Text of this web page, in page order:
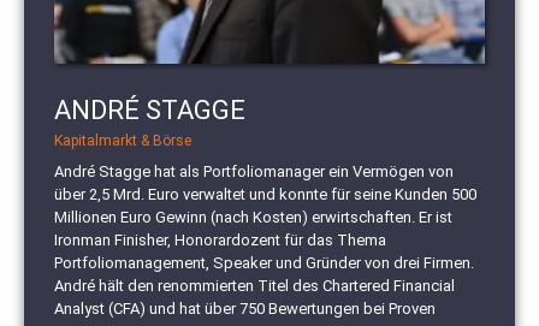
ANDRÉ STAGGE
Kapitalmarkt & Börse
André Stagge hat als Portfoliomanager ein Vermögen von
über 2,5 Mrd. Euro verwaltet und konnte für seine Kunden 500
Millionen Euro Gewinn (nach Kosten) erwirtschaften. Er ist
Ironman Finisher, Honorardozent für das Thema
Portfoliomanagement, Speaker und Gründer von drei Firmen.
André hält den renommierten Titel des Chartered Financial
Analyst (CFA) und hat über 750 Bewertungen bei Proven